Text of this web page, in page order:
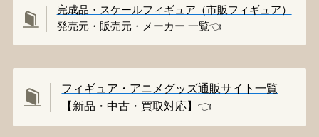
完成品・スケールフィギュア（市販フィギュア）
発売元・販売元・メーカー 一覧👈️
フィギュア・アニメグッズ通販サイト一覧
【新品・中古・買取対応】👈️